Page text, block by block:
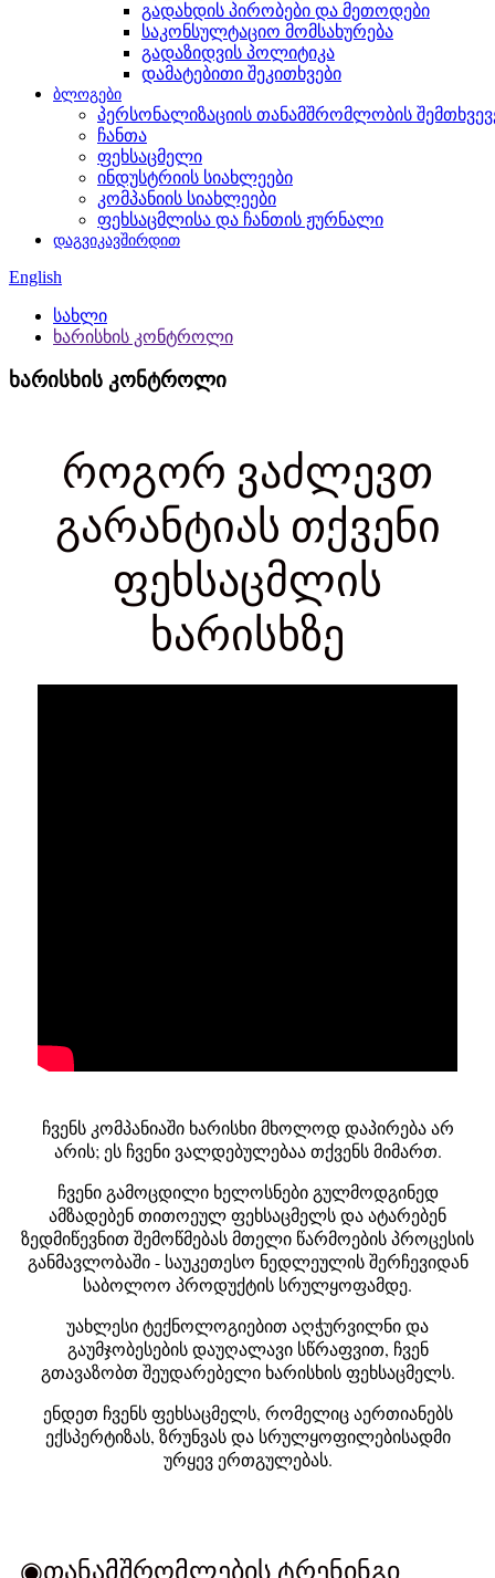
გადახდის პირობები და მეთოდები
საკონსულტაციო მომსახურება
გადაზიდვის პოლიტიკა
დამატებითი შეკითხვები
ბლოგები
პერსონალიზაციის თანამშრომლობის
ჩანთა
ფეხსაცმელი
ინდუსტრიის სიახლეები
კომპანიის სიახლეები
ფეხსაცმლისა და ჩანთის ჟურნალი
დაგვიკავშირდით
English
სახლი
ხარისხის კონტროლი
ხარისხის კონტროლი
როგორ ვაძლევთ
გარანტიას თქვენი
ფეხსაცმლის
ხარისხზე
ჩვენს კომპანიაში ხარისხი მხოლოდ დაპირება არ
არის; ეს ჩვენი ვალდებულებაა თქვენს მიმართ.
ჩვენი გამოცდილი ხელოსნები გულმოდგინედ
ამზადებენ თითოეულ ფეხსაცმელს და ატარებენ
ზედმიწევნით შემოწმებას მთელი წარმოების პროცესის
განმავლობაში - საუკეთესო ნედლეულის შერჩევიდან
საბოლოო პროდუქტის სრულყოფამდე.
უახლესი ტექნოლოგიებით აღჭურვილნი და
გაუმჯობესების დაუღალავი სწრაფვით, ჩვენ
გთავაზობთ შეუდარებელი ხარისხის ფეხსაცმელს.
ენდეთ ჩვენს ფეხსაცმელს, რომელიც აერთიანებს
ექსპერტიზას, ზრუნვას და სრულყოფილებისადმი
ურყევ ერთგულებას.